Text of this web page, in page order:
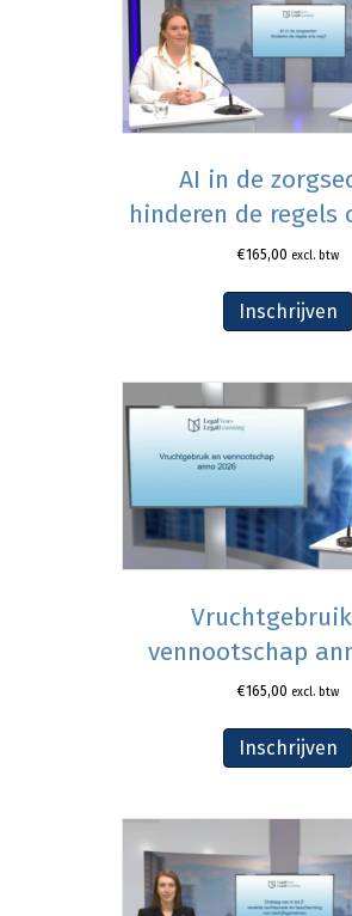
AI in de
hinderen de regels
€165,00 excl. btw
Inschrijven
vennootschap
€165,00 excl. btw
Inschrijven